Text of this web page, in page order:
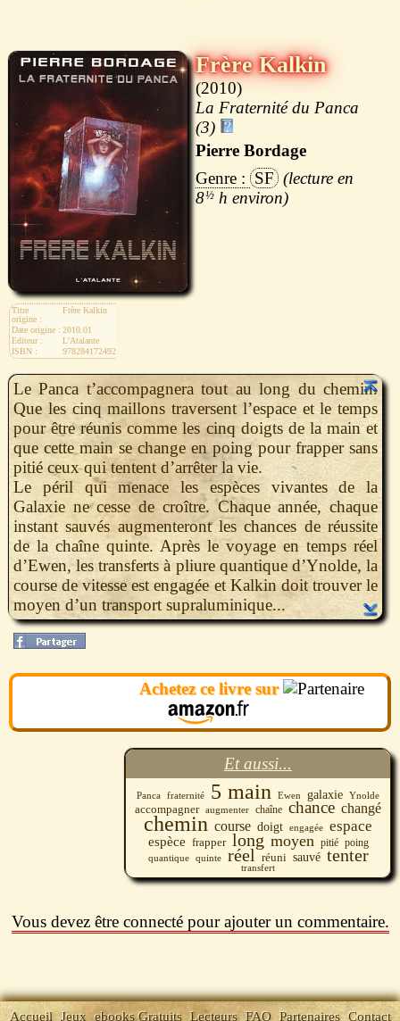
Titre
origine :
Frère Kalkin
Date origine : 2010.01
Editeur :
L'Atalante
ISBN :
9782841724925
Frère Kalkin
2010
La Fraternité du Panca
(3)
Pierre Bordage
SF
8½ h
Le Panca t’accompagnera tout au long du chemin.
Que les cinq maillons traversent l’espace et le temps
pour être réunis comme les cinq doigts de la main et
que cette main se change en poing pour frapper sans
pitié ceux qui tentent d’arrêter la vie.
Le péril qui menace les espèces vivantes de la
Galaxie ne cesse de croître. Chaque année, chaque
instant sauvés augmenteront les chances de réussite
de la chaîne quinte. Après le voyage en temps réel
d’Ewen, les transferts à pliure quantique d’Ynolde, la
course de vitesse est engagée et Kalkin doit trouver le
moyen d’un transport supraluminique...
Achetez ce livre sur
Et aussi...
Panca fraternité 5 main Ewen galaxie Ynolde
accompagner augmenter chaîne chance changé
chemin course doigt engagée espace
espèce frapper long moyen pitié poing
quantique quinte réel réuni sauvé tenter
transfert
Vous devez être connecté pour ajouter un commentaire.
Accueil Jeux ebooks Gratuits Lecteurs FAQ Partenaires Contact